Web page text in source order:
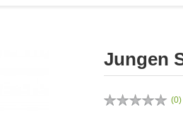
Jungen
(0)